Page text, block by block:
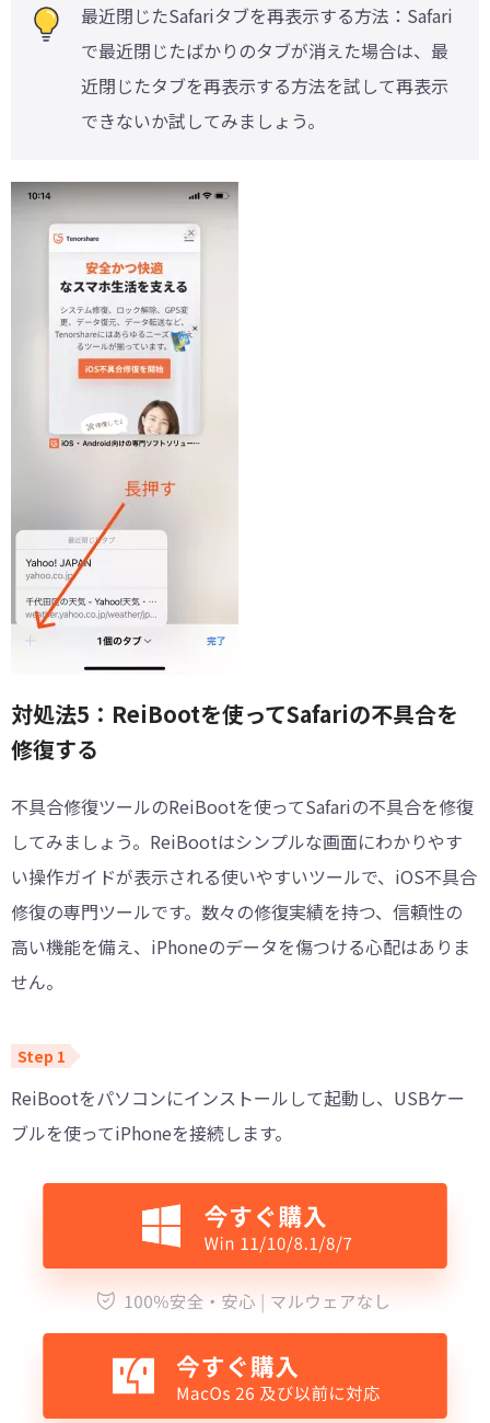
最近閉じたSafariタブを再表示する方法：Safari
で最近閉じたばかりのタブが消えた場合は、最
近閉じたタブを再表示する方法を試して再表示
できないか試してみましょう。
対処法5：ReiBootを使ってSafariの不具合を
修復する
不具合修復ツールのReiBootを使ってSafariの不具合を修復
してみましょう。ReiBootはシンプルな画面にわかりやす
い操作ガイドが表示される使いやすいツールで、iOS不具合
修復の専門ツールです。数々の修復実績を持つ、信頼性の
高い機能を備え、iPhoneのデータを傷つける心配はありま
せん。
ReiBootをパソコンにインストールして起動し、USBケー
ブルを使ってiPhoneを接続します。